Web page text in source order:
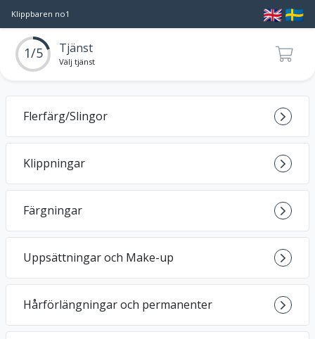
Klippbaren no1 🇬🇧🇸🇪
1/5 Tjänst
Välj tjänst
Flerfärg/Slingor
Klippningar
Färgningar
Uppsättningar och Make-up
Hårförlängningar och permanenter